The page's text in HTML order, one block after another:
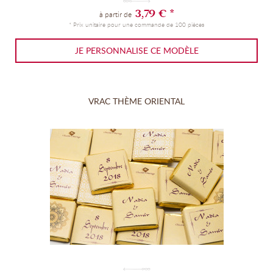
à partir de3,79 € *
* Prix unitaire pour une commande de 100 pièces
JE PERSONNALISE CE MODÈLE
VRAC THÈME ORIENTAL